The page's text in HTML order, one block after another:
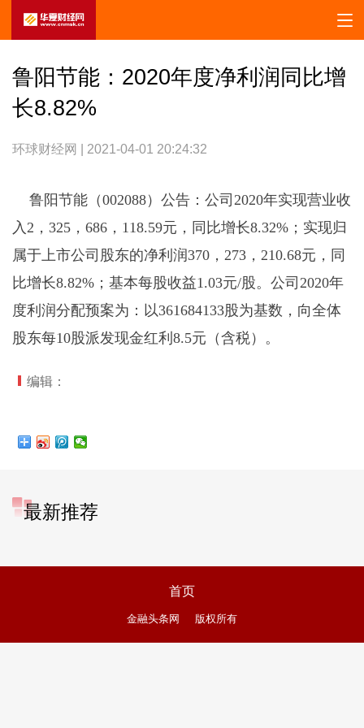
鲁阳节能：2020年度净利润同比增
长8.82%
环球财经网 | 2021-04-01 20:24:32
鲁阳节能（002088）公告：公司2020年实现营业收
入2，325，686，118.59元，同比增长8.32%；实现归
属于上市公司股东的净利润370，273，210.68元，同
比增长8.82%；基本每股收益1.03元/股。公司2020年
度利润分配预案为：以361684133股为基数，向全体
股东每10股派发现金红利8.5元（含税）。
编辑：
最新推荐
首页
金融头条网 版权所有